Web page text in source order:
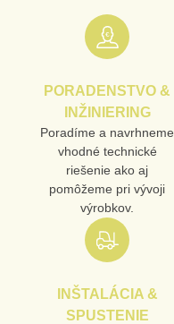
PRODUKTPORADENSTVO &
INŽINIERING
Poradíme a navrhneme
vhodné technické
riešenie ako aj
pomôžeme pri vývoji
výrobkov.
INŠTALÁCIA &
SPUSTENIE